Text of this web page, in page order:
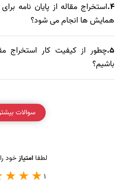
4. استخراج مقاله از پایان نامه
همایش ها انجام می شود؟
5.چطور از کیفیت کار استخراج
باشیم؟
سوالات
لطفاامتیازخود
1